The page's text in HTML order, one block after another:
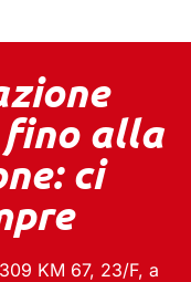
fino alla
ci
KM 67, 23/F, a